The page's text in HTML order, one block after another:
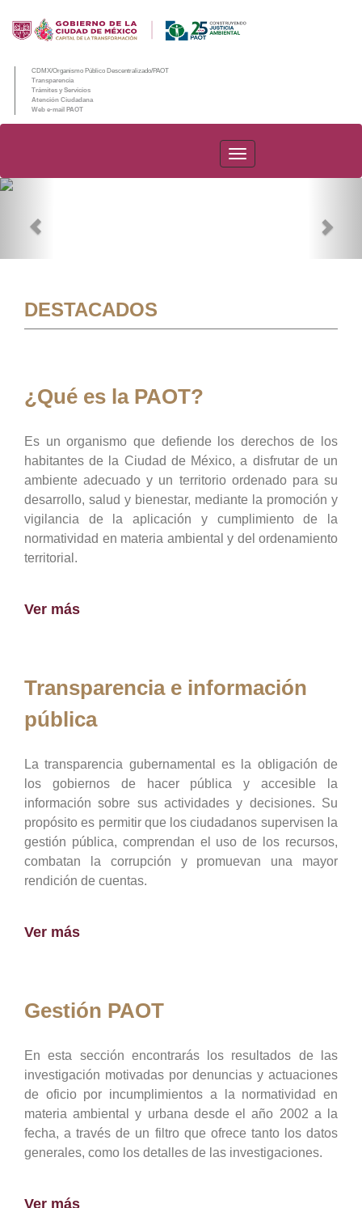
CDMX/Organismo Público Descentralizado/PAOT
Transparencia
Trámites y Servicios
Atención Ciudadana
Web e-mail PAOT
PAOT
DESTACADOS
¿Qué es la PAOT?
Es un organismo que defiende los derechos de los
habitantes de la Ciudad de México, a disfrutar de un
ambiente adecuado y un territorio ordenado para su
desarrollo, salud y bienestar, mediante la promoción y
vigilancia de la aplicación y cumplimiento de la
normatividad en materia ambiental y del ordenamiento
territorial.
Ver más
Transparencia e información
pública
La transparencia gubernamental es la obligación de
los gobiernos de hacer pública y accesible la
información sobre sus actividades y decisiones. Su
propósito es permitir que los ciudadanos supervisen la
gestión pública, comprendan el uso de los recursos,
combatan la corrupción y promuevan una mayor
rendición de cuentas.
Ver más
Gestión PAOT
En esta sección encontrarás los resultados de las
investigación motivadas por denuncias y actuaciones
de oficio por incumplimientos a la normatividad en
materia ambiental y urbana desde el año 2002 a la
fecha, a través de un filtro que ofrece tanto los datos
generales, como los detalles de las investigaciones.
Ver más